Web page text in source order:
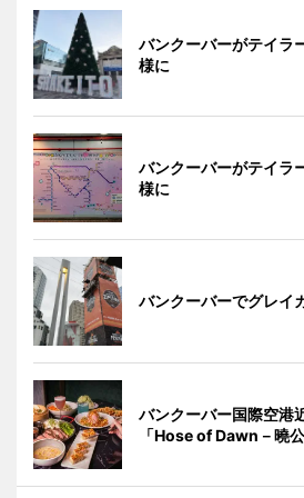
バンクーバーがテイラ
様に
バンクーバーがテイラ
様に
バンクーバーでグレイ
バンクーバー国際空港
「Hose of Dawn－曉公